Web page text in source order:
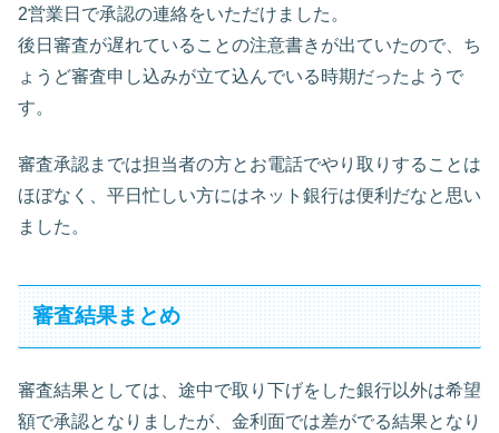
2営業日で承認の連絡をいただけました。
後日審査が遅れていることの注意書きが出ていたので、ち
ょうど審査申し込みが立て込んでいる時期だったようで
す。
審査承認までは担当者の方とお電話でやり取りすることは
ほぼなく、平日忙しい方にはネット銀行は便利だなと思い
ました。
審査結果まとめ
審査結果としては、途中で取り下げをした銀行以外は希望
額で承認となりましたが、金利面では差がでる結果となり